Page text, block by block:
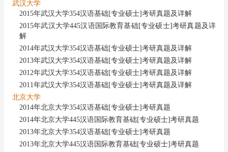
武汉大学
2015年武汉大学354汉语基础[专业硕士]考研真题及详解
2015年武汉大学445汉语国际教育基础[专业硕士]考研真题及详
解
2014年武汉大学354汉语基础[专业硕士]考研真题及详解
2013年武汉大学354汉语基础[专业硕士]考研真题及详解
2012年武汉大学354汉语基础[专业硕士]考研真题及详解
2011年武汉大学354汉语基础[专业硕士]考研真题及详解
北京大学
2014年北京大学354汉语基础[专业硕士]考研真题
2014年北京大学445汉语国际教育基础[专业硕士]考研真题
2013年北京大学354汉语基础[专业硕士]考研真题
2013年北京大学445汉语国际教育基础[专业硕士]考研真题